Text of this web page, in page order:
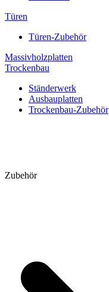
Türen
Türen-Zubehör
Massivholzplatten
Trockenbau
Ständerwerk
Ausbauplatten
Trockenbau-Zubehör
Zubehör